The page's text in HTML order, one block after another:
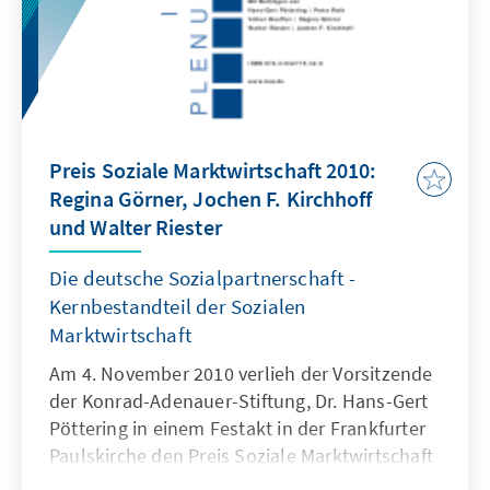
Preis Soziale Marktwirtschaft 2010:
Regina Görner, Jochen F. Kirchhoff
und Walter Riester
Die deutsche Sozialpartnerschaft -
Kernbestandteil der Sozialen
Marktwirtschaft
Am 4. November 2010 verlieh der Vorsitzende
der Konrad-Adenauer-Stiftung, Dr. Hans-Gert
Pöttering in einem Festakt in der Frankfurter
Paulskirche den Preis Soziale Marktwirtschaft